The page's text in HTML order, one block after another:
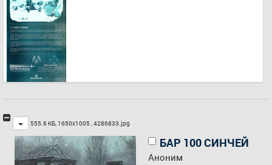
Toggle
555.6 КБ, 1650x1005 ,4286833.jpg
БАР 100 СИНЧЕЙ
Аноним